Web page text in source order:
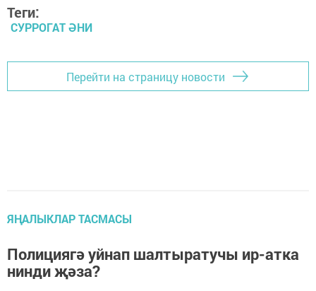
Теги:
СУРРОГАТ ӘНИ
Перейти на страницу новости
ЯҢАЛЫКЛАР ТАСМАСЫ
Полициягә уйнап шалтыратучы ир-атка
нинди җәза?